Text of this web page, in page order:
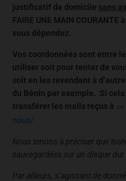
justificatif de domicile sans
FAIRE UNE MAIN
vous dépendez.
Vos coordonnées sont entre
utiliser soit pour tenter de
soit en les revendant à
du Bénin par exemple. Si
transférer les mails reçus à
nous/
Nous tenons à préciser que
sauvegardées sur un disque dur
Par ailleurs, s’agissant de